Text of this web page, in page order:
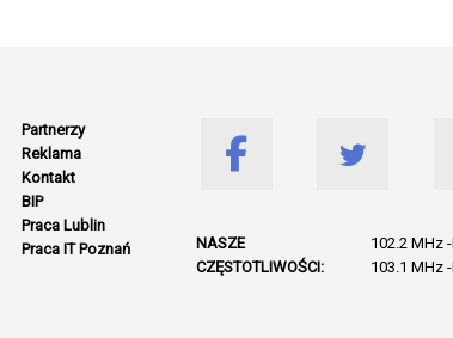
Partnerzy
Reklama
Kontakt
BIP
Praca Lublin
Praca IT Poznań
NASZE
CZĘSTOTLIWOŚCI:
102.2 MHz
103.1 MHz